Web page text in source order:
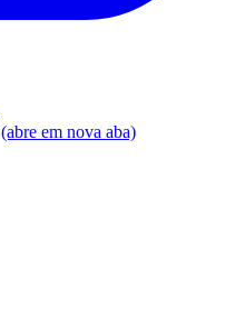
(abre em nova aba)